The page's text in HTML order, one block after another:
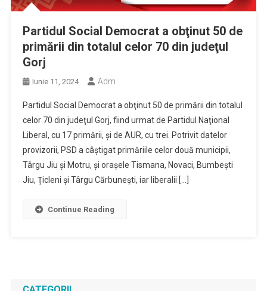
Partidul Social Democrat a obţinut 50 de
primării din totalul celor 70 din judeţul
Gorj
Iunie 11, 2024 Adm
Partidul Social Democrat a obţinut 50 de primării din totalul
celor 70 din judeţul Gorj, fiind urmat de Partidul Naţional
Liberal, cu 17 primării, şi de AUR, cu trei. Potrivit datelor
provizorii, PSD a câştigat primăriile celor două municipii,
Târgu Jiu şi Motru, şi oraşele Tismana, Novaci, Bumbeşti
Jiu, Ţicleni şi Târgu Cărbuneşti, iar liberalii […]
Continue Reading